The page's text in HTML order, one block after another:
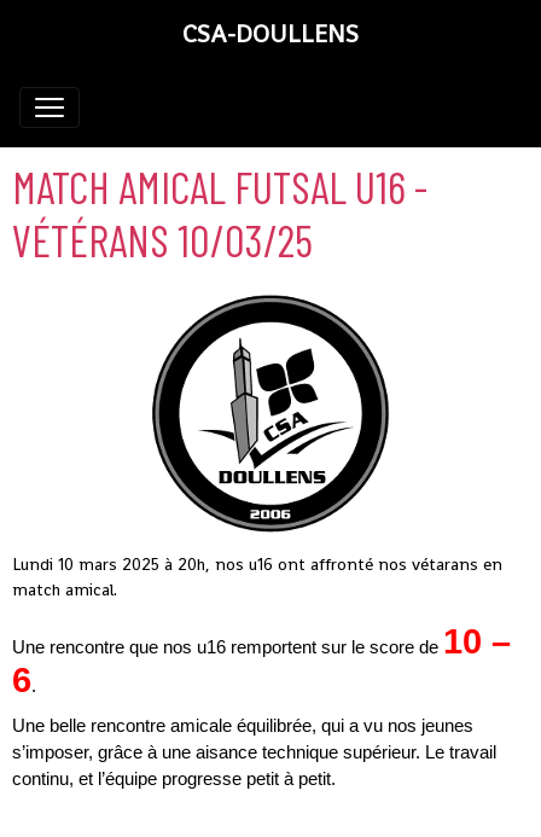
CSA-DOULLENS
MATCH AMICAL FUTSAL U16 -
VÉTÉRANS 10/03/25
Lundi 10 mars 2025 à 20h, nos u16 ont affronté nos vétarans en
match amical.
Une rencontre que nos u16 remportent sur le score de 10 –
6.
Une belle rencontre amicale équilibrée, qui a vu nos jeunes
s’imposer, grâce à une aisance technique supérieur. Le travail
continu, et l’équipe progresse petit à petit.